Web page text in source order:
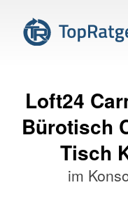
Loft24
Bürotisch
Tisch
im